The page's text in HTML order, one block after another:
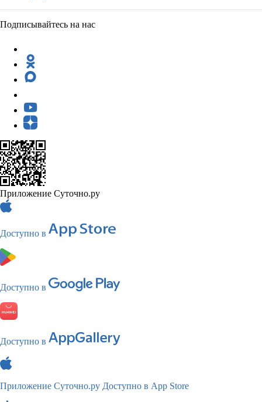
Подписывайтесь на нас
Приложение Суточно.ру
Доступно в
Доступно в
Доступно в
Приложение Суточно.ру Доступно в App Store